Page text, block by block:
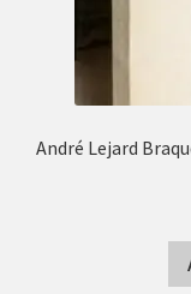
André Lejard